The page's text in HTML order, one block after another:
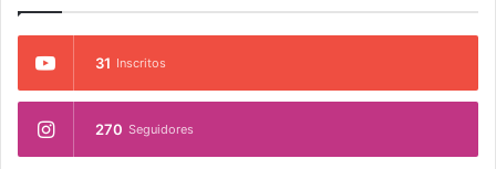
31 Inscritos
270 Seguidores